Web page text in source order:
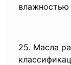
влажностью
25. Масла